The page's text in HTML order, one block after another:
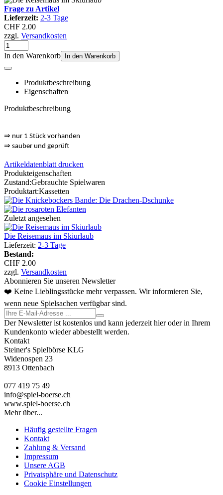
Frage zu Artikel
Lieferzeit: 2-3 Tage
CHF 2.00
zzgl. Versandkosten
In den Warenkorb In den Warenkorb
Produktbeschreibung
Eigenschaften
Produktbeschreibung
⇒ nur 1 Stück vorhanden
⇒ sauber und geprüft
Artikeldatenblatt drucken
Produkteigenschaften
Zustand:Gebrauchte Spielwaren
Produktart:Kassetten
Zuletzt angesehen
Die Reisemaus im Skiurlaub
Lieferzeit: 2-3 Tage
Bestand:
CHF 2.00
zzgl. Versandkosten
Abonnieren Sie unseren Newsletter
❤️ Keine Lieblingsstücke mehr verpassen. Wir informieren Sie,
wenn neue Spielsachen verfügbar sind.
Der Newsletter ist kostenlos und kann jederzeit hier oder in Ihrem
Kundenkonto wieder abbestellt werden.
Kontakt
Steiner's Spielbörse KLG
Widenospen 23
8913 Ottenbach
077 419 75 49
info@spiel-boerse.ch
www.spiel-boerse.ch
Mehr über...
Häufig gestellte Fragen
Kontakt
Zahlung & Versand
Impressum
Unsere AGB
Privatsphäre und Datenschutz
Cookie Einstellungen